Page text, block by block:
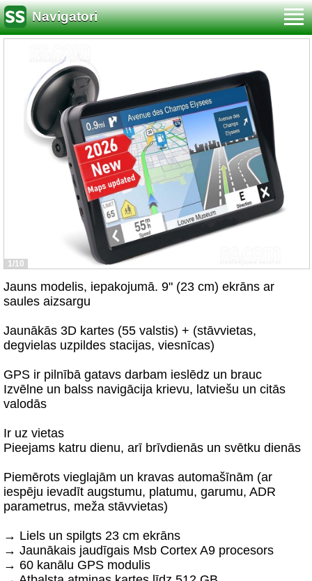
Navigatori
1/10
Jauns modelis, iepakojumā. 9" (23 cm) ekrāns ar
saules aizsargu
Jaunākās 3D kartes (55 valstis) + (stāvvietas,
degvielas uzpildes stacijas, viesnīcas)
GPS ir pilnībā gatavs darbam ieslēdz un brauc
Izvēlne un balss navigācija krievu, latviešu un citās
valodās
Ir uz vietas
Pieejams katru dienu, arī brīvdienās un svētku dienās
Piemērots vieglajām un kravas automašīnām (ar
iespēju ievadīt augstumu, platumu, garumu, ADR
parametrus, meža stāvvietas)
→ Liels un spilgts 23 cm ekrāns
→ Jaunākais jaudīgais Msb Cortex A9 procesors
→ 60 kanālu GPS modulis